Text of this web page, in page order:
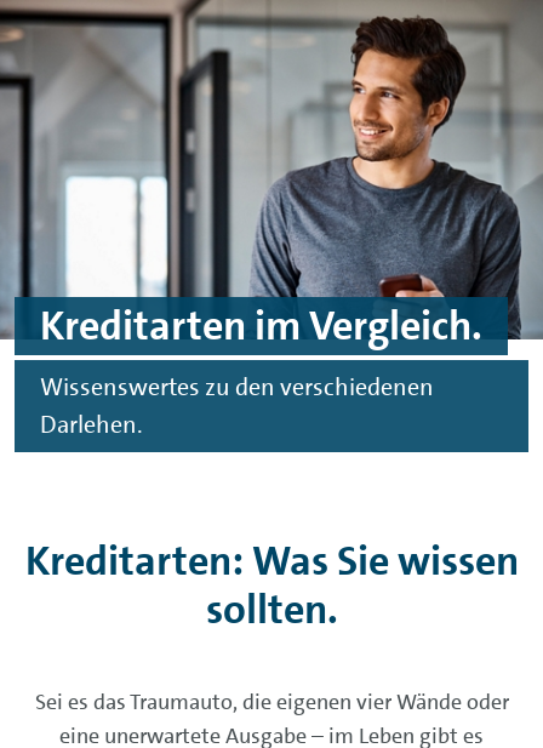
Spinge zu Hauptinhalten
Springe zu Footer
Kreditarten im Vergleich.
Wissenswertes zu den verschiedenen
Darlehen.
Kreditarten: Was Sie wissen
sollten.
Sei es das Traumauto, die eigenen vier Wände oder
eine unerwartete Ausgabe – im Leben gibt es